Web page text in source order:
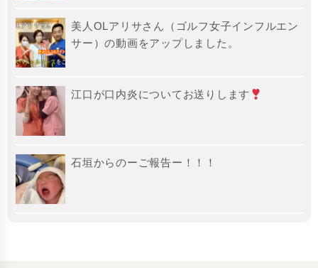
美人OLアリサさん（ゴルフ女子インフルエン
サー）の動画をアップしました。
江口が口内炎についてお送りします
石垣からのーご報告ー！！！